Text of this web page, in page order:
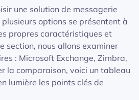
une solution de messagerie
options se présentent à
propres caractéristiques et
section, nous allons examiner
: Microsoft Exchange, Zimbra,
la comparaison, voici un tableau
lumière les points clés de